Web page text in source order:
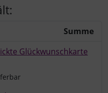
Summe
Glückwunschkarte